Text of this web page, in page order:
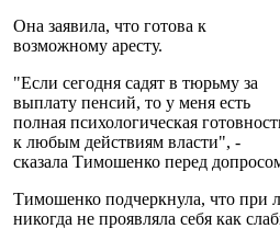
Она заявила, что готова к
возможному аресту.
"Если сегодня садят в тюрьму за
выплату пенсий, то у меня есть
полная психологическая
к любым действиям власти", -
сказала Тимошенко перед
Тимошенко подчеркнула, что при
никогда не проявляла себя как